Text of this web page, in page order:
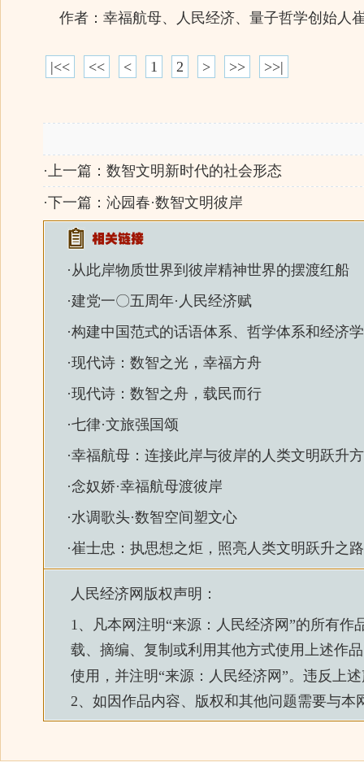
作者：幸福航母、人民经济、量子哲学创始人
|<< << < 1 2 > >> >>|
·上一篇： 数智文明新时代的社会形态
·下一篇： 沁园春·数智文明彼岸
·从此岸物质世界到彼岸精神世界的摆渡红船
·建党一〇五周年·人民经济赋
·构建中国范式的话语体系、哲学体系和经济
·现代诗：数智之光，幸福方舟
·现代诗：数智之舟，载民而行
·七律·文旅强国颂
·幸福航母：连接此岸与彼岸的人类文明跃升
·念奴娇·幸福航母渡彼岸
·水调歌头·数智空间塑文心
·崔士忠：执思想之炬，照亮人类文明跃升之路
人民经济网 版权声明：
1、凡本网注明“来源： 人民经济网 ”的所有作
载、摘编、复制或利用其他方式使用上述作
使用，并注明“来源： 人民经济网 ”。违反上
2、如因作品内容、版权和其他问题需要与本